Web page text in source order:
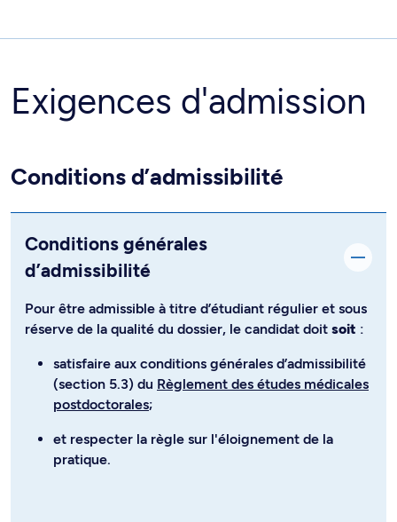
Exigences d'admission
Conditions d’admissibilité
Conditions générales
d’admissibilité
Pour être admissible à titre d’étudiant régulier et sous
réserve de la qualité du dossier, le candidat doit soit :
satisfaire aux conditions générales d’admissibilité
(section 5.3) du Règlement des études médicales
postdoctorales;
et respecter la règle sur l'éloignement de la
pratique.